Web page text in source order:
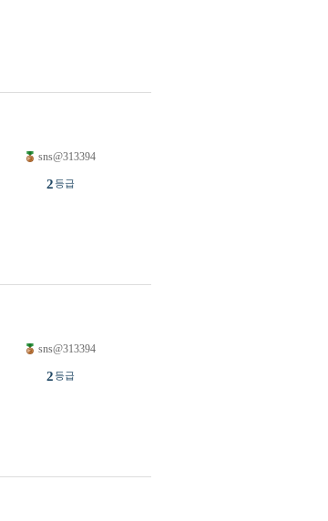
sns@313394
2등급
sns@313394
2등급